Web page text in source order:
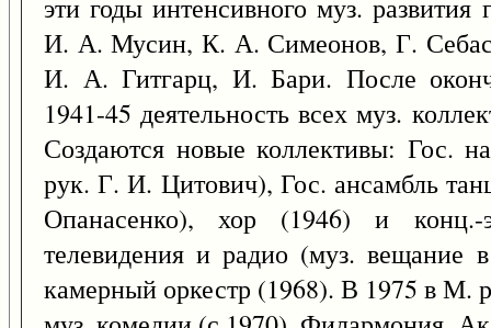
эти годы интенсивного муз.
И. А. Мусин, К. А. Симеонов, Г.
И. А. Гитгарц, И. Бари. После
1941-45 деятельность всех муз.
Создаются новые коллективы: Гос.
рук. Г. И. Цитович), Гос. ансамбль
Опанасенко), хор (1946) и конц.-
телевидения и радио (муз.
камерный оркестр (1968). В 1975 в М.